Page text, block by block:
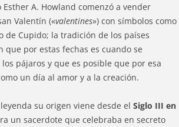
A. Howland comenzó a vender
Valentín («valentines») con símbolos como
de Cupido; la tradición de los países
que por estas fechas es cuando se
pájaros y que es posible que por esa
un día al amor y a la creación.
su origen viene desde el Siglo III en
un sacerdote que celebraba en secreto